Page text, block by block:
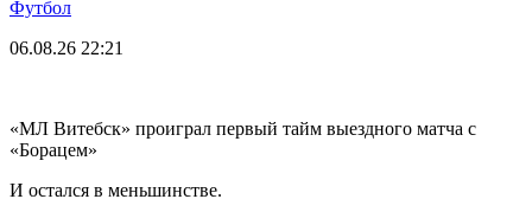
Футбол
06.08.26 22:21
«МЛ Витебск» проиграл первый тайм выездного матча с
«Борацем»
И остался в меньшинстве.